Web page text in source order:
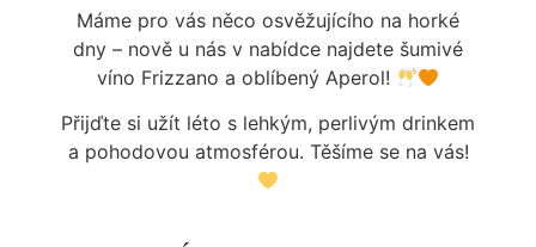
Více informací
Máme pro vás něco osvěžujícího na horké
dny – nově u nás v nabídce najdete šumivé
víno Frizzano a oblíbený Aperol!
Přijďte si užít léto s lehkým, perlivým drinkem
a pohodovou atmosférou. Těšíme se na vás!